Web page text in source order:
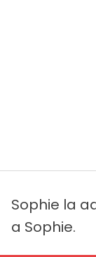
Sophie la
a Sophie.